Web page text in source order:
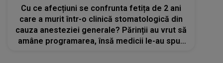
Cu ce afecțiuni se confrunta fetița de 2 ani
care a murit într-o clinică stomatologică din
cauza anesteziei generale? Părinții au vrut să
amâne programarea, însă medicii le-au spus